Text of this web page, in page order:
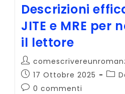
Descrizioni
JITE e MRE per
il lettore
Autore
dell'articolo:
Articolo
pubblicato:
17 Ottobre 2025
Commenti
0 commenti